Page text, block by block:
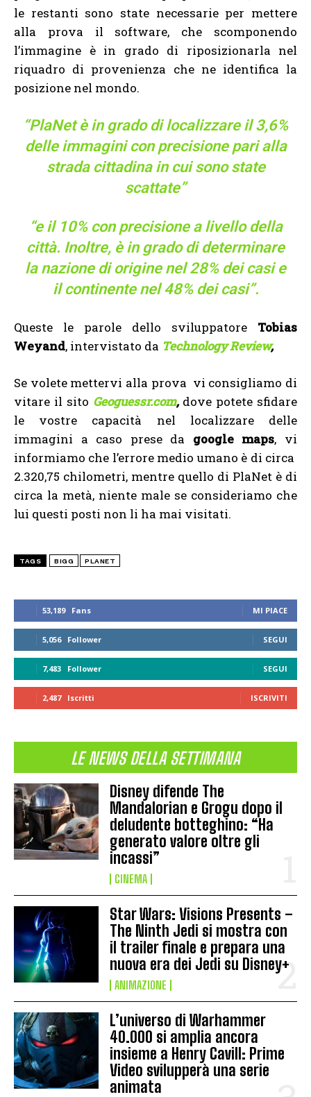
53,189 Fans MI PIACE
5,056 Follower SEGUI
7,483 Follower SEGUI
2,487 Iscritti ISCRIVITI
LE NEWS DELLA SETTIMANA
Disney difende The
Mandalorian e Grogu dopo il
deludente botteghino: “Ha
generato valore oltre gli
incassi”
CINEMA
Star Wars: Visions Presents –
The Ninth Jedi si mostra con
il trailer finale e prepara una
nuova era dei Jedi su Disney+
ANIMAZIONE
L’universo di Warhammer
40.000 si amplia ancora
insieme a Henry Cavill: Prime
Video svilupperà una serie
animata
le restanti sono state necessarie per mettere
alla prova il software, che scomponendo
l’immagine è in grado di riposizionarla nel
riquadro di provenienza che ne identifica la
posizione nel mondo.
“PlaNet è in grado di localizzare il 3,6%
delle immagini con precisione pari alla
strada cittadina in cui sono state
scattate”
“e il 10% con precisione a livello della
città. Inoltre, è in grado di determinare
la nazione di origine nel 28% dei casi e
il continente nel 48% dei casi”.
Queste le parole dello sviluppatore Tobias
Weyand, intervistato da Technology Review,
Se volete mettervi alla prova vi consigliamo di
vitare il sito Geoguessr.com, dove potete sfidare
le vostre capacità nel localizzare delle
immagini a caso prese da google maps, vi
informiamo che l’errore medio umano è di circa
2.320,75 chilometri, mentre quello di PlaNet è di
circa la metà, niente male se consideriamo che
lui questi posti non li ha mai visitati.
TAGS BIGG PLANET